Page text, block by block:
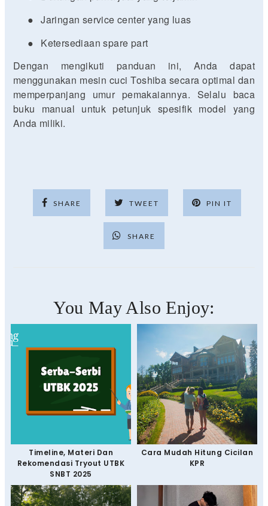
● Jaringan service center yang luas
●
Ketersediaan spare part
Dengan mengikuti panduan ini, Anda dapat
menggunakan mesin cuci Toshiba secara optimal dan
memperpanjang umur pemakaiannya. Selalu baca
buku manual untuk petunjuk spesifik model yang
Anda miliki.
SHARE TWEET PIN IT
SHARE
You May Also Enjoy:
Timeline, Materi Dan
Rekomendasi Tryout UTBK
SNBT 2025
Cara Mudah Hitung Cicilan
KPR